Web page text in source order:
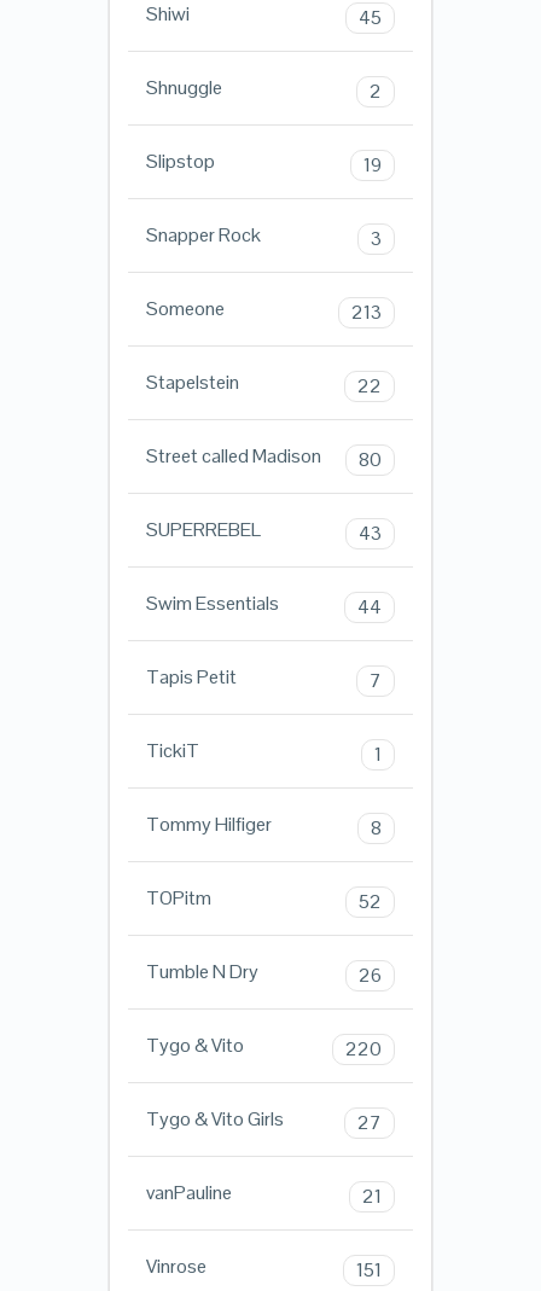
Shiwi 45
Shnuggle 2
Slipstop 19
Snapper Rock 3
Someone 213
Stapelstein 22
Street called Madison 80
SUPERREBEL 43
Swim Essentials 44
Tapis Petit 7
TickiT 1
Tommy Hilfiger 8
TOPitm 52
Tumble N Dry 26
Tygo & Vito 220
Tygo & Vito Girls 27
vanPauline 21
Vinrose 151